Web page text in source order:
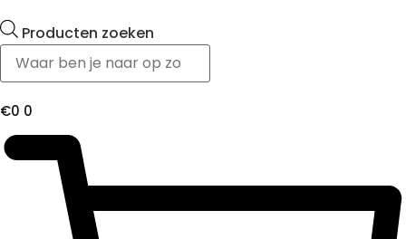
Producten zoeken
€0 0